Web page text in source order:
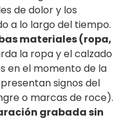
de dolor y los
a lo largo del tiempo.
materiales (ropa,
la ropa y el calzado
en el momento de la
signos del
o marcas de roce).
grabada sin